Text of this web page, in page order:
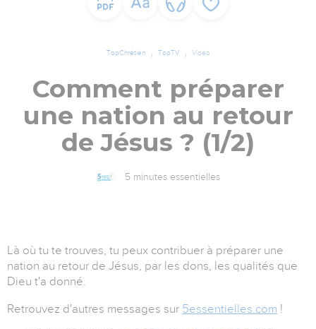
TopChrétien TopTV Vidéo
Comment préparer
une nation au retour
de Jésus ? (1/2)
5 minutes essentielles
Là où tu te trouves, tu peux contribuer à préparer une
nation au retour de Jésus, par les dons, les qualités que
Dieu t'a donné.
Retrouvez d'autres messages sur 5essentielles.com !